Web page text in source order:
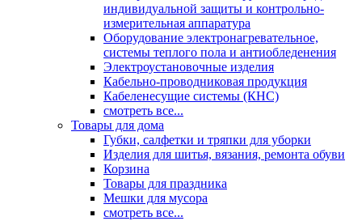
индивидуальной защиты и контрольно-
измерительная аппаратура
Оборудование электронагревательное,
системы теплого пола и антиобледенения
Электроустановочные изделия
Кабельно-проводниковая продукция
Кабеленесущие системы (КНС)
смотреть все...
Товары для дома
Губки, салфетки и тряпки для уборки
Изделия для шитья, вязания, ремонта обуви
Корзина
Товары для праздника
Мешки для мусора
смотреть все...